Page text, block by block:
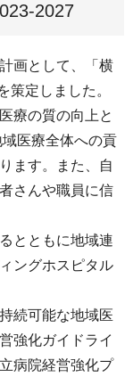
2027
画として、「横
策定しました。
療の質の向上と
医療全体への貢
ます。また、自
さんや職員に信
とともに地域連
ングホスピタル
続可能な地域医
強化ガイドライ
病院経営強化プ